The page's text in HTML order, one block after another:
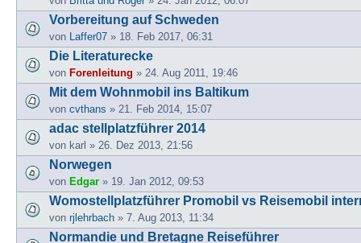
Vorbereitung auf Schweden
von Laffer07 » 18. Feb 2017, 06:31
Die Literaturecke
von Forenleitung » 24. Aug 2011, 19:46
Mit dem Wohnmobil ins Baltikum
von cvthans » 21. Feb 2014, 15:07
adac stellplatzführer 2014
von karl » 26. Dez 2013, 21:56
Norwegen
von Edgar » 19. Jan 2012, 09:53
Womostellplatzführer Promobil vs Reisemobil
von rjlehrbach » 7. Aug 2013, 11:34
Normandie und Bretagne Reiseführer